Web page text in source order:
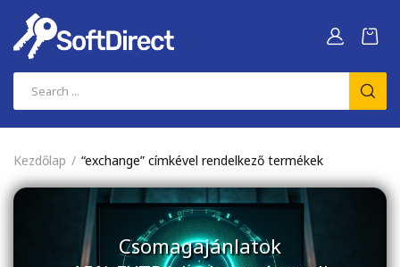
Kezdőlap “exchange” címkével rendelkező termékek
Csomagajánlatok